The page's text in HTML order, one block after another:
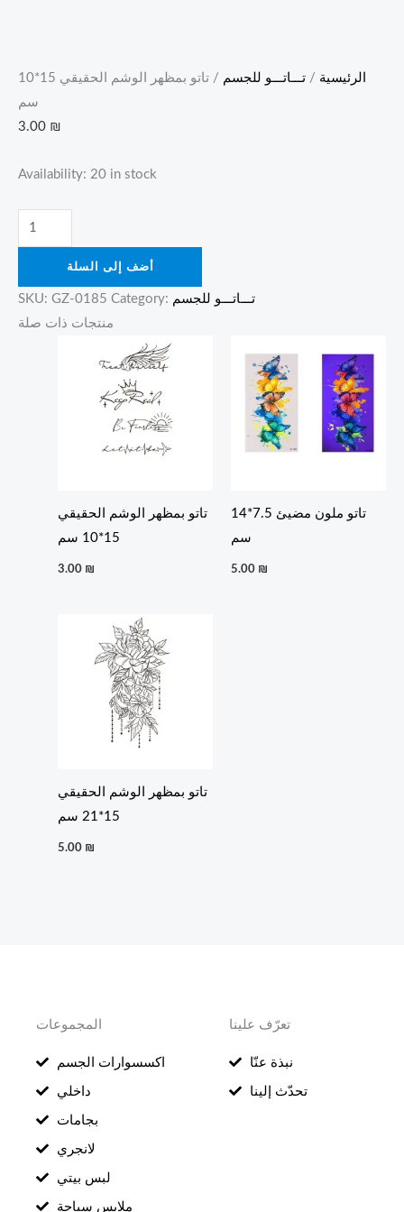
الرئيسية / تـــاتـــو للجسم
/ تاتو بمظهر الوشم الحقيقي 15*10
سم
3.00 ₪
Availability: 20 in stock
أضف إلى السلة
SKU: GZ-0185 Category: تـــاتـــو للجسم
منتجات ذات صلة
تاتو بمظهر الوشم الحقيقي
15*10 سم
3.00 ₪
تاتو ملون مضيئ 7.5*14
سم
5.00 ₪
تاتو بمظهر الوشم الحقيقي
15*21 سم
5.00 ₪
المجموعات
اكسسوارات الجسم
داخلي
بجامات
لانجري
لبس بيتي
ملابس سباحة
تعرّف علينا
نبذة عنّا
تحدّث إلينا